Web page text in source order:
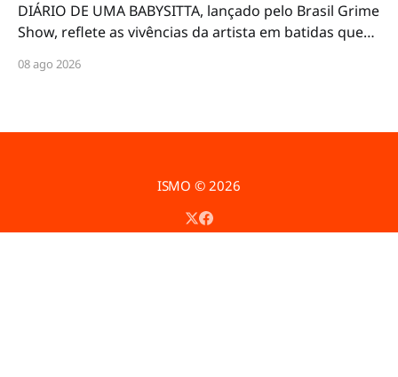
DIÁRIO DE UMA BABYSITTA, lançado pelo Brasil Grime
Show, reflete as vivências da artista em batidas que
underground
08 ago 2026
ISMO © 2026